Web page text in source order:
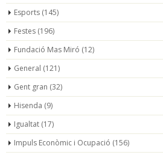
Esports (145)
Festes (196)
Fundació Mas Miró (12)
General (121)
Gent gran (32)
Hisenda (9)
Igualtat (17)
Impuls Econòmic i Ocupació (156)